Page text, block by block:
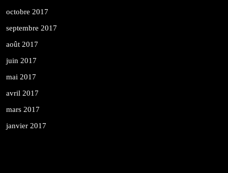
octobre 2017
septembre 2017
août 2017
juin 2017
mai 2017
avril 2017
mars 2017
janvier 2017